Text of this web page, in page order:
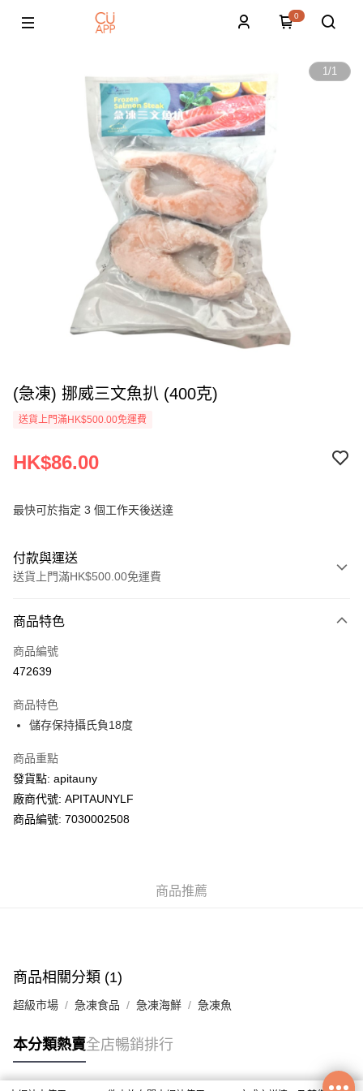
0
1/1
(急凍) 挪威三文魚扒 (400克)
送貨上門滿HK$500.00免運費
HK$86.00
最快可於指定 3 個工作天後送達
付款與運送
送貨上門滿HK$500.00免運費
信用卡
AlipayHK
WeChat Pay
送貨方式
送貨上門 (不支援順豐自取點及智能櫃)
商品特色
商品編號
472639
商品特色
儲存保持攝氏負18度
商品重點
發貨點: apitauny
廠商代號: APITAUNYLF
商品編號: 7030002508
商品推薦
商品相關分類 (1)
超級市場 急凍食品 急凍海鮮 急凍魚
本分類熱賣全店暢銷排行